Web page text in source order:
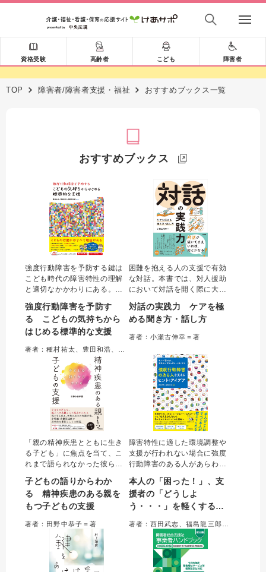
資格受験 高齢者 こども 障害者
TOP 障害者/障害者支援・福祉 おすすめブックス一覧
おすすめブックス
強度行動障害を予防する鍵は
こども時代の障害特性の理解
と適切なかかわりにある。本
実践に欠かせない知識や対応
方法をエピソードを交えて解
説。こどもの気持ちに寄り添
る必読の一冊です。
強度行動障害を予防す
る こどもの気持ちから
はじめる標準的な支援
困難を抱える人の支援で有効
な対話。本書では、対人援助
において対話を開く際に大切
つの型」に集約し、事例をも
ちいて超実践的に解説した。
トや注意点など、支援現場で
安全に対話を重ねていくため
のエッセンスが満載。
対話の実践力 ケアを極
める聞き方・話し方
著者：小瀬古伸幸＝著
「親の精神疾患とともに生き
る子ども」に焦点を当て、こ
れまで語られなかった彼らの
説。著者の調査で得られた
「子どもの語り」から子ども
たちの実態を明らかにし、支
や教育関係者必携の一冊。
子どもの語りからわか
る 精神疾患のある親を
もつ子どもの支援
著者：田野中恭子＝著
障害特性に適した環境調整や
支援が行われない場合に強度
行動障害のある人があらわす
り、支援者の対応力が重要で
ある。本書では24人の実践か
ら、本人との向き合い方、権
どのヒントやアイデアをわか
りやすく解説する。
本人の「困った！」、支
援者の「どうしよ
う・・・」を軽くする
強度行動障害のある人を
支えるヒントとアイデア